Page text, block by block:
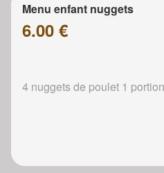
Menu enfant nuggets
6.00 €
4 nuggets de poulet 1